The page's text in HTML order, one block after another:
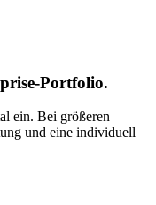
Portfolio.
ein. Bei größeren
und eine individuell